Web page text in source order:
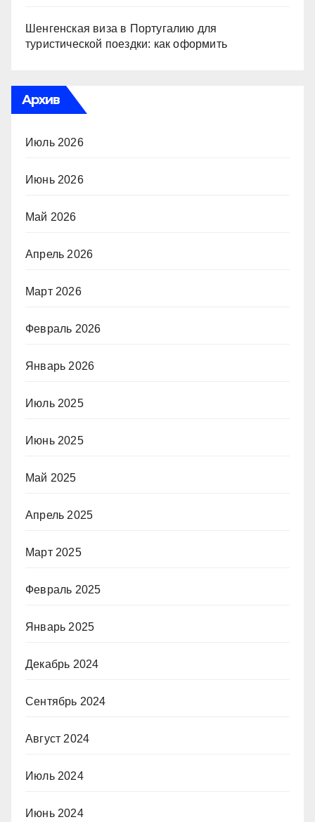
Шенгенская виза в Португалию для
туристической поездки: как оформить
Архив
Июль 2026
Июнь 2026
Май 2026
Апрель 2026
Март 2026
Февраль 2026
Январь 2026
Июль 2025
Июнь 2025
Май 2025
Апрель 2025
Март 2025
Февраль 2025
Январь 2025
Декабрь 2024
Сентябрь 2024
Август 2024
Июль 2024
Июнь 2024